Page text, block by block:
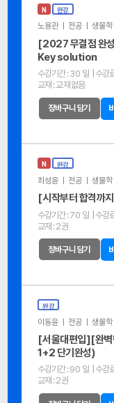
N 완강
노용관 ㅣ 전공
[2027 무결점 완
Key solution
수강기간 :30 일 | 수강
교재 :교재없음
장바구니 담기
N 완강
최성윤 ㅣ 전공
[시작부터 합격까
수강기간 :70 일 | 수강
교재 :2권
장바구니 담기
완강
이동윤 ㅣ 전공
[서울대편입][완벽한 생물] FAST
1+2 단기완성)
수강기간 :90 일 | 수강
교재 :2권